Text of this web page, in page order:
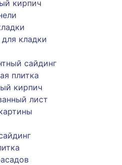
кирпич
кладки
сайдинг
плитка
кирпич
лист